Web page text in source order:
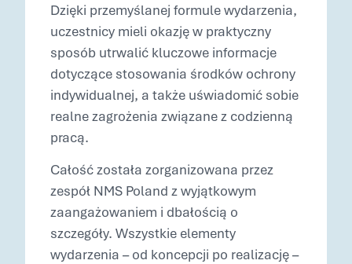
Dzięki przemyślanej formule wydarzenia,
uczestnicy mieli okazję w praktyczny
sposób utrwalić kluczowe informacje
dotyczące stosowania środków ochrony
indywidualnej, a także uświadomić sobie
realne zagrożenia związane z codzienną
pracą.
Całość została zorganizowana przez
zespół NMS Poland z wyjątkowym
zaangażowaniem i dbałością o
szczegóły. Wszystkie elementy
wydarzenia – od koncepcji po realizację –